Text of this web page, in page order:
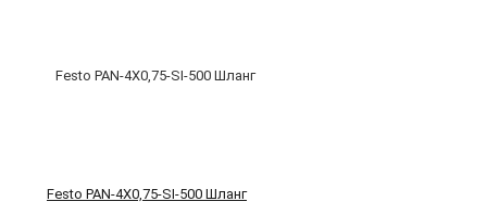
Festo PAN-4X0,75-SI-500 Шланг